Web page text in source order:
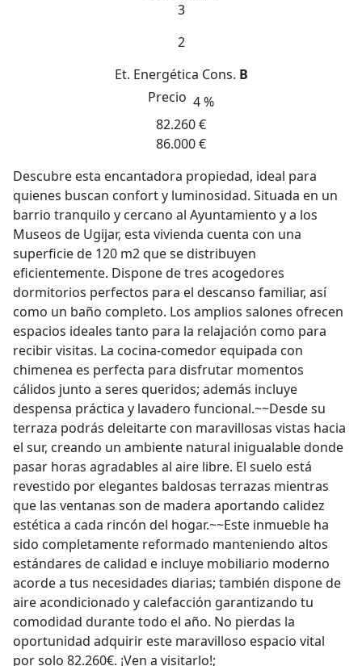
3
2
Et. Energética Cons. B
Precio 4 %
82.260 €
86.000 €
Descubre esta encantadora propiedad, ideal para
quienes buscan confort y luminosidad. Situada en un
barrio tranquilo y cercano al Ayuntamiento y a los
Museos de Ugijar, esta vivienda cuenta con una
superficie de 120 m2 que se distribuyen
eficientemente. Dispone de tres acogedores
dormitorios perfectos para el descanso familiar, así
como un baño completo. Los amplios salones ofrecen
espacios ideales tanto para la relajación como para
recibir visitas. La cocina-comedor equipada con
chimenea es perfecta para disfrutar momentos
cálidos junto a seres queridos; además incluye
despensa práctica y lavadero funcional.~~Desde su
terraza podrás deleitarte con maravillosas vistas hacia
el sur, creando un ambiente natural inigualable donde
pasar horas agradables al aire libre. El suelo está
revestido por elegantes baldosas terrazas mientras
que las ventanas son de madera aportando calidez
estética a cada rincón del hogar.~~Este inmueble ha
sido completamente reformado manteniendo altos
estándares de calidad e incluye mobiliario moderno
acorde a tus necesidades diarias; también dispone de
aire acondicionado y calefacción garantizando tu
comodidad durante todo el año. No pierdas la
oportunidad adquirir este maravilloso espacio vital
por solo 82.260€. ¡Ven a visitarlo!;